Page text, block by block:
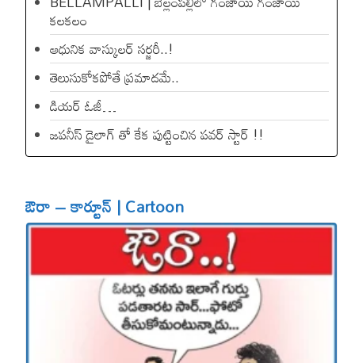
కలకలం
ఆధునిక వాస్కులర్ సర్జరీ..!
తెలుసుకోకపోతే ప్రమాదమే..
డియ‌ర్ ఓజీ…
జపనీస్ డైలాగ్ తో కేక పుట్టించిన ప‌వ‌ర్ స్టార్ !!
ఔరా – కార్టూన్ | Cartoon